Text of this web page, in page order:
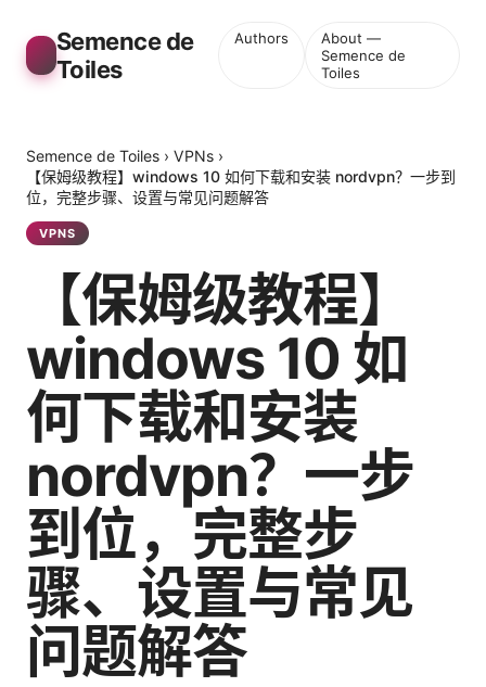
Semence de
Toiles
Authors
About —
Semence de
Toiles
Semence de Toiles › VPNs ›
【保姆级教程】windows 10 如何下载和安装 nordvpn？一步到
位，完整步骤、设置与常见问题解答
VPNS
【保姆级教程】
windows 10 如
何下载和安装
nordvpn？一步
到位，完整步
骤、设置与常见
问题解答